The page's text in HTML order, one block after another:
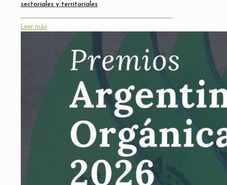
sectoriales y territoriales
Leer más